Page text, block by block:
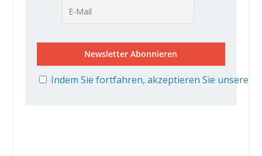
Indem Sie fortfahren, akzeptieren Sie unsere